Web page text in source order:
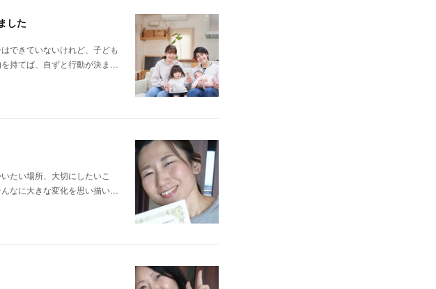
した
できていないけれど、子ども
持てば、自ずと行動が決ま…
たい場所、大切にしたいこ
なに大きな変化を思い描い…